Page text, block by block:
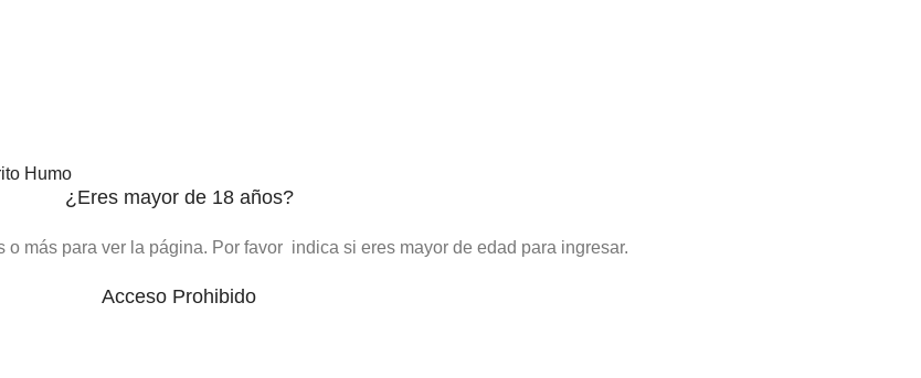
Humo
¿Eres mayor de 18 años?
o más para ver la página. Por favor indica si eres mayor de edad para ingresar.
Acceso Prohibido